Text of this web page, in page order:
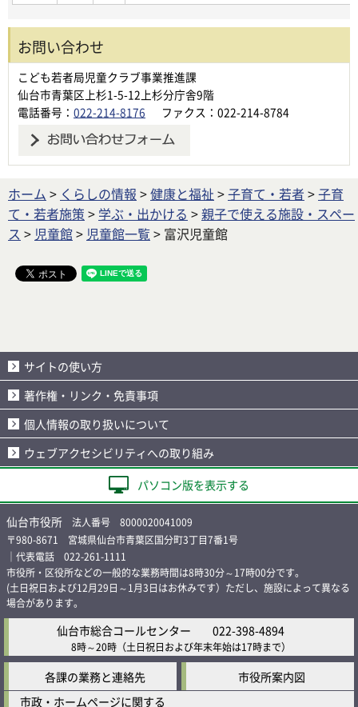
お問い合わせ
こども若者局児童クラブ事業推進課
仙台市青葉区上杉1-5-12上杉分庁舎9階
電話番号： 022-214-8176 ファクス：022-214-8784
ホーム > くらしの情報 >健康と福祉 >子育て・若者 >子育
て・若者施策 > 学ぶ・出かける >親子で使える施設・スペー
ス > 児童館> 児童館一覧> 富沢児童館
サイトの使い方
著作権・リンク・免責事項
個人情報の取り扱いについて
ウェブアクセシビリティへの取り組み
パソコン版を表示する
仙台市役所 法人番号 8000020041009
〒980-8671 宮城県仙台市青葉区国分町3丁目7番1号
｜代表電話 022-261-1111
市役所・区役所などの一般的な業務時間は8時30分～17時00分です。
(土日祝日および12月29日～1月3日はお休みです）ただし、施設によって異なる
場合があります。
仙台市総合コールセンター 022-398-4894
8時～20時 （土日祝日および年末年始は17時まで）
各課の業務と連絡先
市役所案内図
市政・ホームページに関する